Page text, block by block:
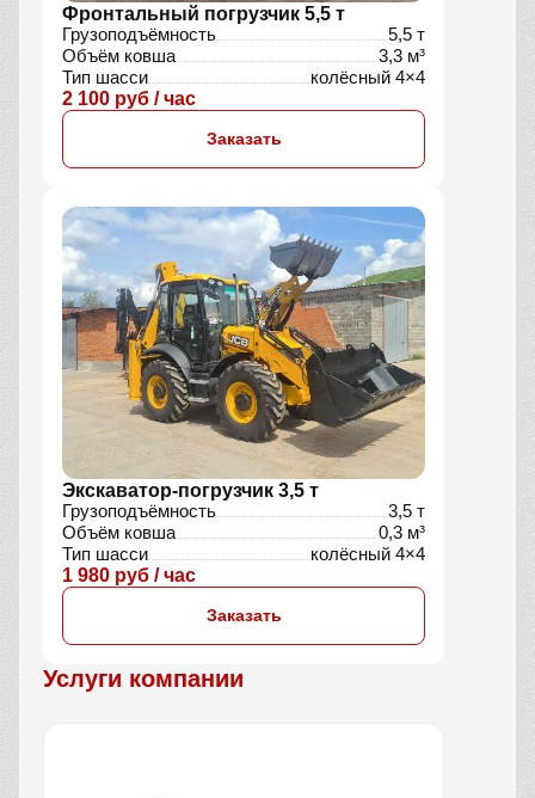
Фронтальный погрузчик 5,5 т
Грузоподъёмность
5,5 т
Объём ковша
3,3 м³
Тип шасси
колёсный 4×4
2 100 руб / час
Заказать
Экскаватор-погрузчик 3,5 т
Грузоподъёмность
3,5 т
Объём ковша
0,3 м³
Тип шасси
колёсный 4×4
1 980 руб / час
Заказать
Услуги компании